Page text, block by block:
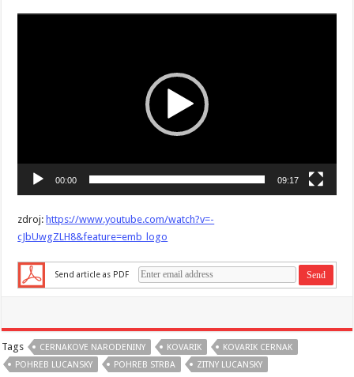
00:00 09:17
zdroj: https://www.youtube.com/watch?v=-
cJbUwgZLH8&feature=emb_logo
Send article as PDF
Tags CERNAKOVE NARODENINY KOVARIK
KOVARIK CERNAK
POHREB LUCANSKY
POHREB STRBA ZITNY LUCANSKY